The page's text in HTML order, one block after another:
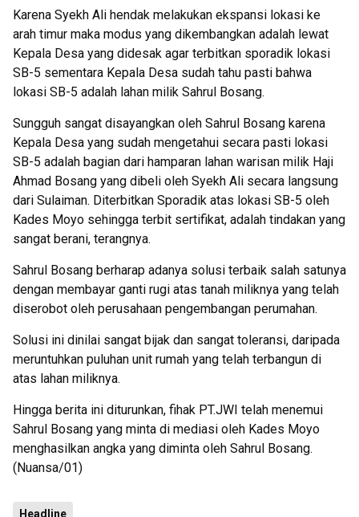
Karena Syekh Ali hendak melakukan ekspansi lokasi ke
arah timur maka modus yang dikembangkan adalah lewat
Kepala Desa yang didesak agar terbitkan sporadik lokasi
SB-5 sementara Kepala Desa sudah tahu pasti bahwa
lokasi SB-5 adalah lahan milik Sahrul Bosang.
Sungguh sangat disayangkan oleh Sahrul Bosang karena
Kepala Desa yang sudah mengetahui secara pasti lokasi
SB-5 adalah bagian dari hamparan lahan warisan milik Haji
Ahmad Bosang yang dibeli oleh Syekh Ali secara langsung
dari Sulaiman. Diterbitkan Sporadik atas lokasi SB-5 oleh
Kades Moyo sehingga terbit sertifikat, adalah tindakan yang
sangat berani, terangnya.
Sahrul Bosang berharap adanya solusi terbaik salah satunya
dengan membayar ganti rugi atas tanah miliknya yang telah
diserobot oleh perusahaan pengembangan perumahan.
Solusi ini dinilai sangat bijak dan sangat toleransi, daripada
meruntuhkan puluhan unit rumah yang telah terbangun di
atas lahan miliknya.
Hingga berita ini diturunkan, fihak PT.JWI telah menemui
Sahrul Bosang yang minta di mediasi oleh Kades Moyo
menghasilkan angka yang diminta oleh Sahrul Bosang.
(Nuansa/01)
Headline